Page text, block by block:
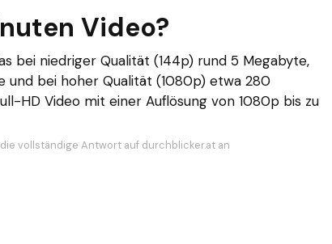
Video?
bei niedriger Qualität (144p) rund 5 Megabyte,
bei hoher Qualität (1080p) etwa 280
HD Video mit einer Auflösung von 1080p bis zu
vollständige Antwort auf durchblicker.at an